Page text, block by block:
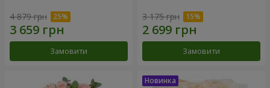
4 879 грн
Замовити
3 175 грн
Замовити